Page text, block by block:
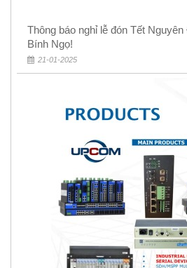
Thông báo nghỉ lễ đón Tết
Bính Ngọ!
21-01-2025